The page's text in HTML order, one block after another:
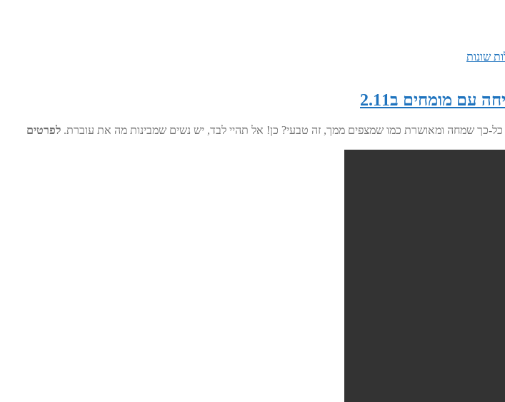
עם מומחים ב2.11
כל-כך שמחה ומאושרת כמו שמצפים ממך, זה טבעי? כן! אל תהיי לבד, יש נשים שמבינות מה את עוברת. לפרטים